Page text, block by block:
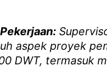
aspek proyek
DWT, termasuk